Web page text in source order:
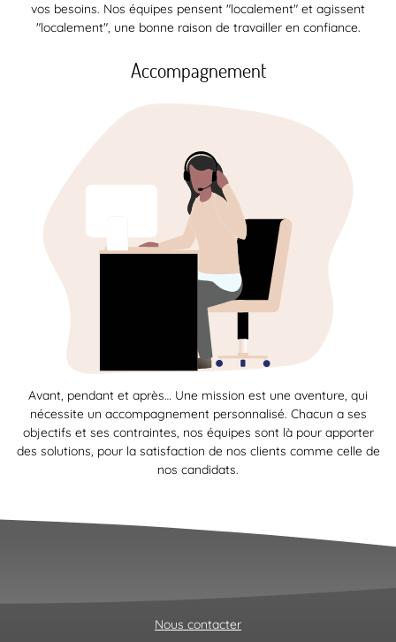
vos besoins. Nos équipes pensent "localement" et agissent
"localement", une bonne raison de travailler en confiance.
Accompagnement
Avant, pendant et après… Une mission est une aventure, qui
nécessite un accompagnement personnalisé. Chacun a ses
objectifs et ses contraintes, nos équipes sont là pour apporter
des solutions, pour la satisfaction de nos clients comme celle de
nos candidats.
Nous contacter